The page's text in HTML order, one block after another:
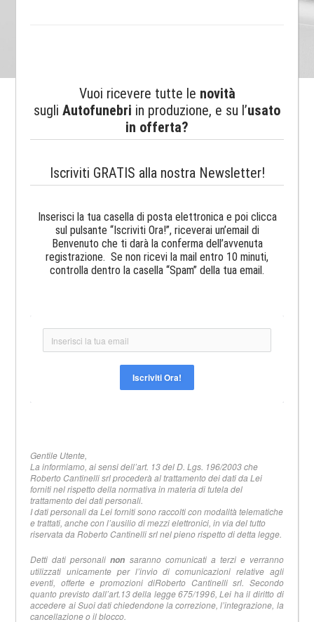
Vuoi ricevere tutte le novità
sugli Autofunebri in produzione, e su l’usato
in offerta?
Iscriviti GRATIS alla nostra Newsletter!
Inserisci la tua casella di posta elettronica e poi clicca
sul pulsante “Iscriviti Ora!”, riceverai un’email di
Benvenuto che ti darà la conferma dell’avvenuta
registrazione. Se non ricevi la mail entro 10 minuti,
controlla dentro la casella “Spam” della tua email.
Iscriviti Ora!
Gentile Utente,
La informiamo, ai sensi dell’art. 13 del D. Lgs. 196/2003 che
Roberto Cantinelli srl procederà al trattamento dei dati da Lei
forniti nel rispetto della normativa in materia di tutela del
trattamento dei dati personali.
I dati personali da Lei forniti sono raccolti con modalità telematiche
e trattati, anche con l’ausilio di mezzi elettronici, in via del tutto
riservata da Roberto Cantinelli srl nel pieno rispetto di detta legge.
Detti dati personalinon saranno comunicati a terzi e verranno
utilizzati unicamente per l’invio di comunicazioni relative agli
eventi, offerte e promozioni diRoberto Cantinelli srl. Secondo
quanto previsto dall’art.13 della legge 675/1996, Lei ha il diritto di
accedere ai Suoi dati chiedendone la correzione, l’integrazione, la
cancellazione o il blocco.